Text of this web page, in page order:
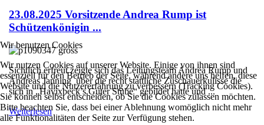
23.08.2025 Vorsitzende Andrea Rump ist
Schützenkönigin ...
Sichtlich erfreut zeigte sich das Leitungsteam Andrea Rump und
Andreas Janning über die recht stattliche Zuschauerkulisse die
sich in „Havixbeck’s Guter Stube“ gebildet hatte und ...
Weiterlesen
Wir benutzen Cookies
Wir nutzen Cookies auf unserer Website. Einige von ihnen sind
essenziell für den Betrieb der Seite, während andere uns helfen, diese
Website und die Nutzererfahrung zu verbessern (Tracking Cookies).
Sie können selbst entscheiden, ob Sie die Cookies zulassen möchten.
Bitte beachten Sie, dass bei einer Ablehnung womöglich nicht mehr
alle Funktionalitäten der Seite zur Verfügung stehen.